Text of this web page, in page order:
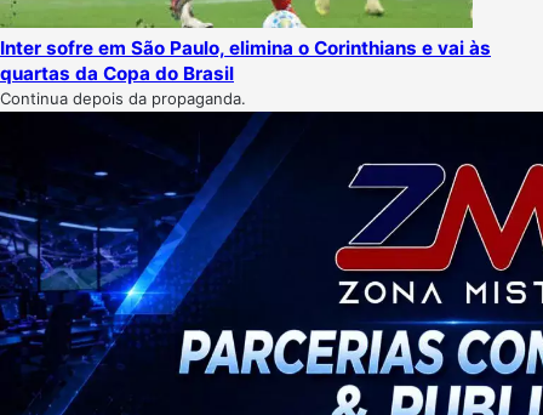
Inter sofre em São Paulo, elimina o Corinthians e vai às
quartas da Copa do Brasil
Continua depois da propaganda.